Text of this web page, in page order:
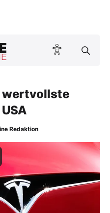
wertvollste
Redaktion